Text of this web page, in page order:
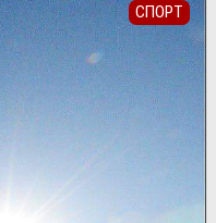
СПОРТ